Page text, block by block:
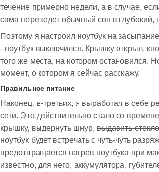
течение примерно недели, а в случае,
сама переведет обычный сон в глубокий,
Поэтому я настроил ноутбук на
- ноутбук выключился. Крышку открыл,
того же места, на котором остановился.
момент, о котором я сейчас расскажу.
Правильное питание
Наконец, в-третьих, я выработал в себе
сети. Это действительно стало со
крышку, выдернуть шнур, выдавить стекло
ноутбук будет встречать с чуть-чуть
предотвращается нагрев ноутбука при
известно, для него, аккумулятора,